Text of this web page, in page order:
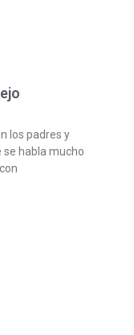
los padres y
se habla mucho